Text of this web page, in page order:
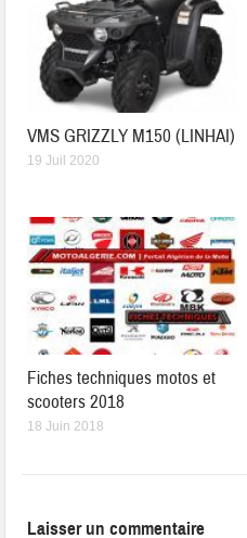
VMS GRIZZLY M150 (LINHAI)
19 Juil 2020
Fiches techniques motos et
scooters 2018
18 Juin 2018
Laisser un commentaire